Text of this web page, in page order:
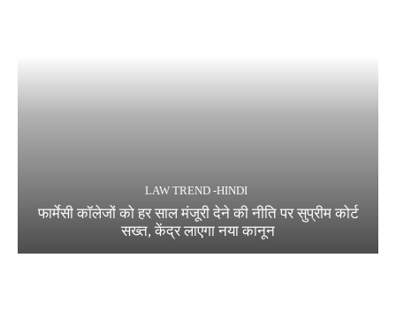
LAW TREND -HINDI
फार्मेसी कॉलेजों को हर साल मंजूरी देने की नीति पर सुप्रीम कोर्ट
सख्त, केंद्र लाएगा नया कानून